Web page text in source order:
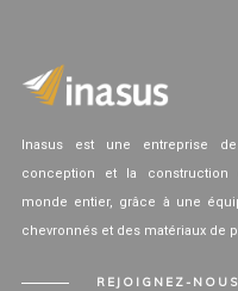
Inasus est une entreprise
conception et la
monde entier, grâce à une
chevronnés et des matériaux de
REJOIGNEZ-